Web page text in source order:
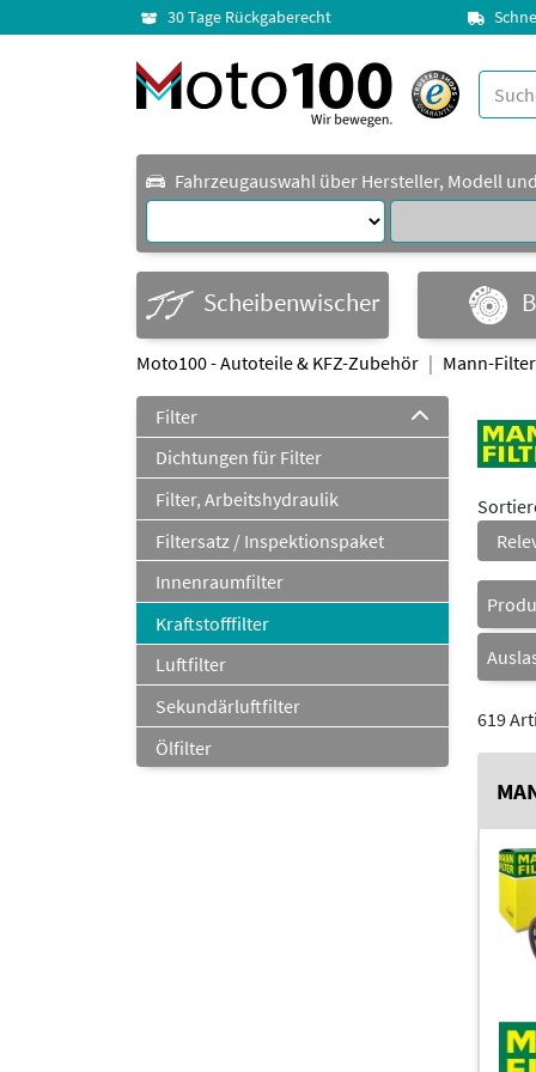
30 Tage Rückgaberecht
Fahrzeugauswahl über Hersteller, Modell
Scheibenwischer
Moto100 - Autoteile & KFZ-Zubehör Mann-Filter
Filter
Dichtungen für Filter
Filter, Arbeitshydraulik
Filtersatz / Inspektionspaket
Innenraumfilter
Kraftstofffilter
Luftfilter
Sekundärluftfilter
Ölfilter
619